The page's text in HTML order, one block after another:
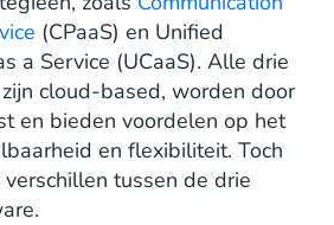
(CPaaS) en Unified
a Service (UCaaS). Alle drie
cloud-based, worden door
en bieden voordelen op het
en flexibiliteit. Toch
tussen de drie